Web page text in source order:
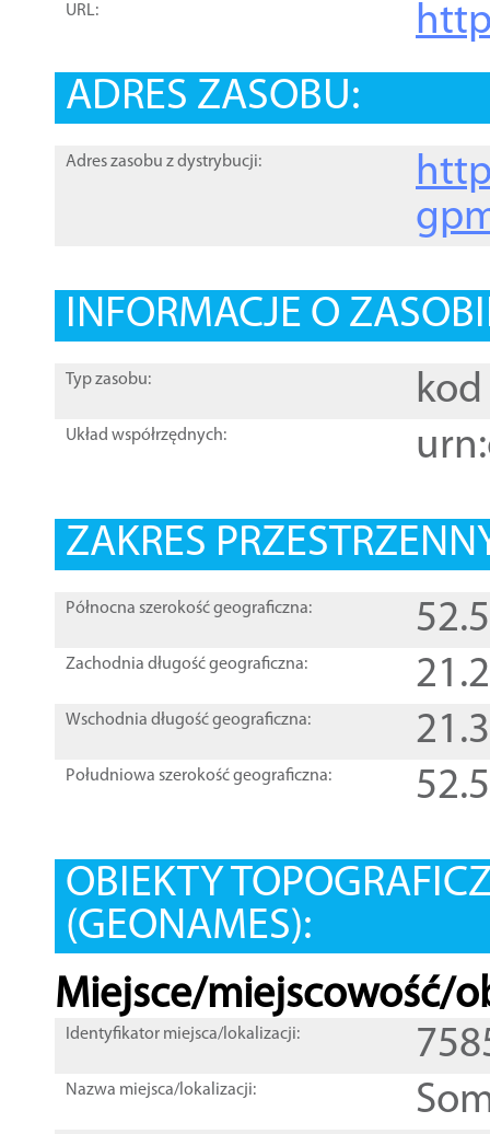
URL:
ADRES ZASOBU:
Adres zasobu z dystrybucji:
INFORMACJE O
Typ zasobu: kod
Układ współrzędnych:
ZAKRES
Północna szerokość geograficzna:
Zachodnia długość geograficzna:
Wschodnia długość geograficzna:
Południowa szerokość geograficzna:
OBIEKTY
(GEONAMES):
Miejsce/miejscowość/
Identyfikator miejsca/lokalizacji:
Nazwa miejsca/lokalizacji: